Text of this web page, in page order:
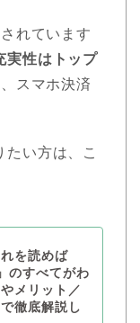
れています
実性はトップ
スマホ決済
たい方は、こ
れを読めば
のすべてがわ
メリット／
徹底解説し